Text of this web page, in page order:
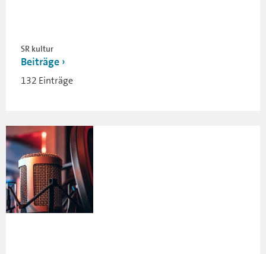
SR kultur
Beiträge
132 Einträge